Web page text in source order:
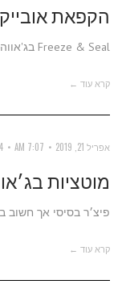
הקפאת
Freeze & Seal בג'אווהסקריפט ואיך הם עוצרים במוטציה על ידי רפרס
קרא עוד ←
אפריל 21, 2019 7:07 AM 4 תגובות
מוטציות
פיצ׳ר בסיסי אך חשוב
קרא עוד ←